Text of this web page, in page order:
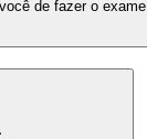
de fazer o exame